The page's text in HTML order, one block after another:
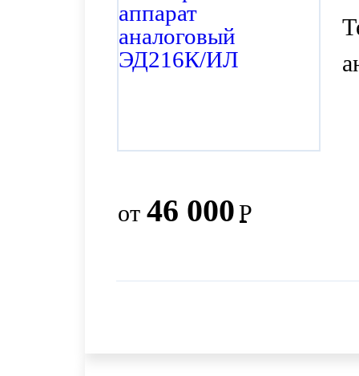
от 46 000Р